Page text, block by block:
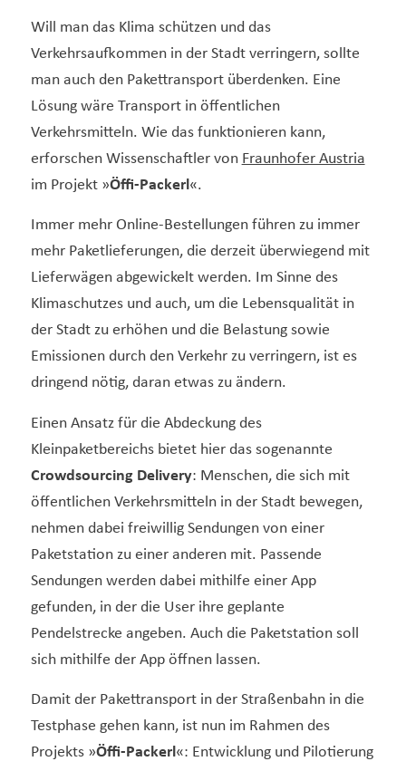
Will man das Klima schützen und das
Verkehrsaufkommen in der Stadt verringern, sollte
man auch den Pakettransport überdenken. Eine
Lösung wäre Transport in öffentlichen
Verkehrsmitteln. Wie das funktionieren kann,
erforschen Wissenschaftler von Fraunhofer Austria
im Projekt »Öffi-Packerl«.
Immer mehr Online-Bestellungen führen zu immer
mehr Paketlieferungen, die derzeit überwiegend mit
Lieferwägen abgewickelt werden. Im Sinne des
Klimaschutzes und auch, um die Lebensqualität in
der Stadt zu erhöhen und die Belastung sowie
Emissionen durch den Verkehr zu verringern, ist es
dringend nötig, daran etwas zu ändern.
Einen Ansatz für die Abdeckung des
Kleinpaketbereichs bietet hier das sogenannte
Crowdsourcing Delivery: Menschen, die sich mit
öffentlichen Verkehrsmitteln in der Stadt bewegen,
nehmen dabei freiwillig Sendungen von einer
Paketstation zu einer anderen mit. Passende
Sendungen werden dabei mithilfe einer App
gefunden, in der die User ihre geplante
Pendelstrecke angeben. Auch die Paketstation soll
sich mithilfe der App öffnen lassen.
Damit der Pakettransport in der Straßenbahn in die
Testphase gehen kann, ist nun im Rahmen des
Projekts »Öffi-Packerl«: Entwicklung und Pilotierung